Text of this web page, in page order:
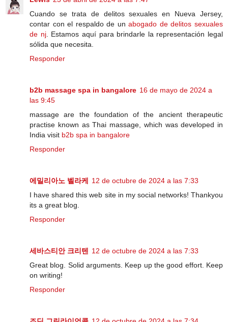
Cuando se trata de delitos sexuales en Nueva Jersey,
contar con el respaldo de unabogado de delitos sexuales
de nj. Estamos aquí para brindarle la representación legal
sólida que necesita.
Responder
b2b massage spa in bangalore 16 de mayo de 2024 a
las 9:45
massage are the foundation of the ancient therapeutic
practise known as Thai massage, which was developed in
India visit b2b spa in bangalore
Responder
에밀리아노 벨라케
12 de octubre de 2024 a las 7:33
I have shared this web site in my social networks! Thankyou
its a great blog.
Responder
세바스티안 크리텐
12 de octubre de 2024 a las 7:33
Great blog. Solid arguments. Keep up the good effort. Keep
on writing!
Responder